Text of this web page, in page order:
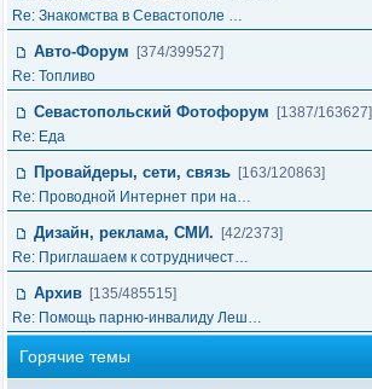
Re: Знакомства в Севастополе …
Авто-Форум
[374/399527]
Re: Топливо
Севастопольский Фотофорум
[1387/163627]
Re: Еда
Провайдеры, сети, связь [163/120863]
Re: Проводной Интернет при на…
Дизайн, реклама, СМИ.
[42/2373]
Re: Приглашаем к сотрудничест…
Архив [135/485515]
Re: Помощь парню-инвалиду Леш…
Горячие темы